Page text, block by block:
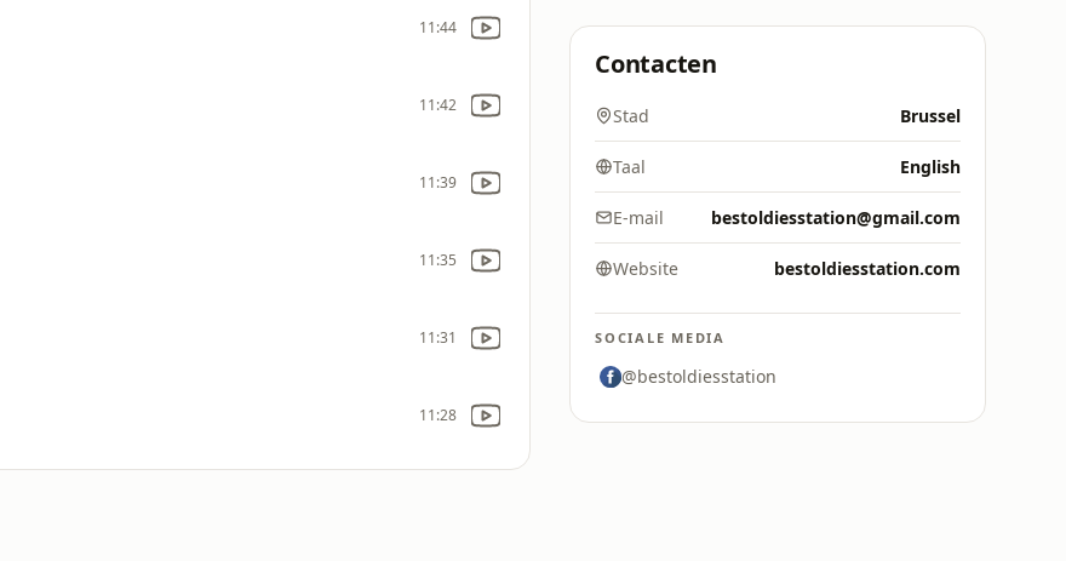
11:44
11:42
11:39
11:35
11:31
11:28
Contacten
Stad Brussel
Taal English
E-mail bestoldiesstation@gmail.com
Website bestoldiesstation.com
SOCIALE MEDIA
@bestoldiesstation